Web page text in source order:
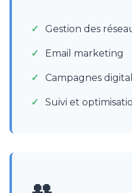
Gestion des
Email marketing
Campagnes
Suivi et